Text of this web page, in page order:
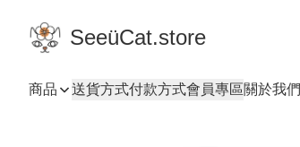
SeeüCat.store
商品 送貨方式付款方式會員專區關於我們